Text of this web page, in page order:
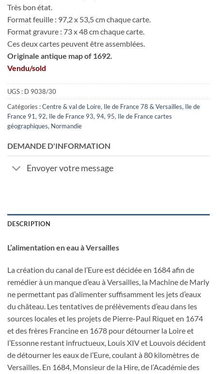
Très bon état.
Format feuille : 97,2 x 53,5 cm chaque carte.
Format gravure : 73 x 48 cm chaque carte.
Ces deux cartes peuvent être assemblées.
Originale antique map of 1692.
Vendu/sold
UGS : D 9038/30
Catégories :Centre & val de Loire, Ile de France 78 & Versailles, Ile de
France 91, 92, Ile de France 93, 94, 95, Ile de France cartes
géographiques, Normandie
DEMANDE D'INFORMATION
Envoyer votre message
DESCRIPTION
L’alimentation en eau à Versailles
La création du canal de l’Eure est décidée en 1684 afin de
remédier à un manque d’eau à Versailles, la Machine de Marly
ne permettant pas d’alimenter suffisamment les jets d’eaux
du château. Les tentatives de prélèvements d’eau dans les
sources locales et les projets de Pierre-Paul Riquet en 1674
et des frères Francine en 1678 pour détourner la Loire et
l’Essonne restant infructueux, Louis XIV et Louvois décident
de détourner les eaux de l’Eure, coulant à 80 kilomètres de
Versailles. En 1684, Monsieur de la Hire, de l’Académie des